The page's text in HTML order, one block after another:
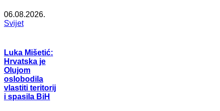
06.08.2026.
Svijet
Luka Mišetić:
Hrvatska je
Olujom
oslobodila
vlastiti teritorij
i spasila BiH